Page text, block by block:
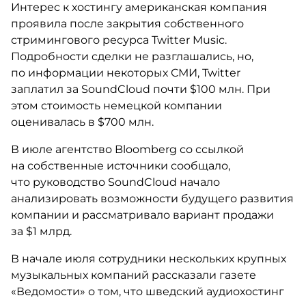
Интерес к хостингу американская компания
проявила после закрытия собственного
стримингового ресурса Twitter Music.
Подробности сделки не разглашались, но,
по информации некоторых СМИ, Twitter
заплатил за SoundCloud почти $100 млн. При
этом стоимость немецкой компании
оценивалась в $700 млн.
В июле агентство Bloomberg со ссылкой
на собственные источники сообщало,
что руководство SoundCloud начало
анализировать возможности будущего развития
компании и рассматривало вариант продажи
за $1 млрд.
В начале июля сотрудники нескольких крупных
музыкальных компаний рассказали газете
«Ведомости» о том, что шведский аудиохостинг